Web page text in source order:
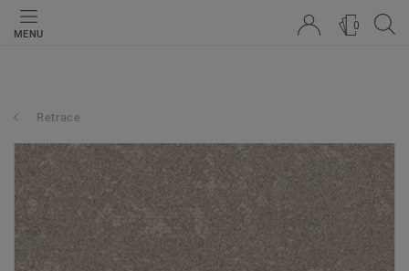
MENU
0
Retrace